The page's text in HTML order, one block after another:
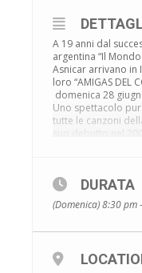
A 19 anni dal
argentina “Il
Asnicar arrivano
loro “AMIGAS DEL
domenica 28
Uno spettacolo
tutte le canzoni
questo momento.
questa volta,
dichiarato Laura e
Con una messa in
che è cresciuto
adulto, per far
DURATA
(Domenica) 8:30 pm